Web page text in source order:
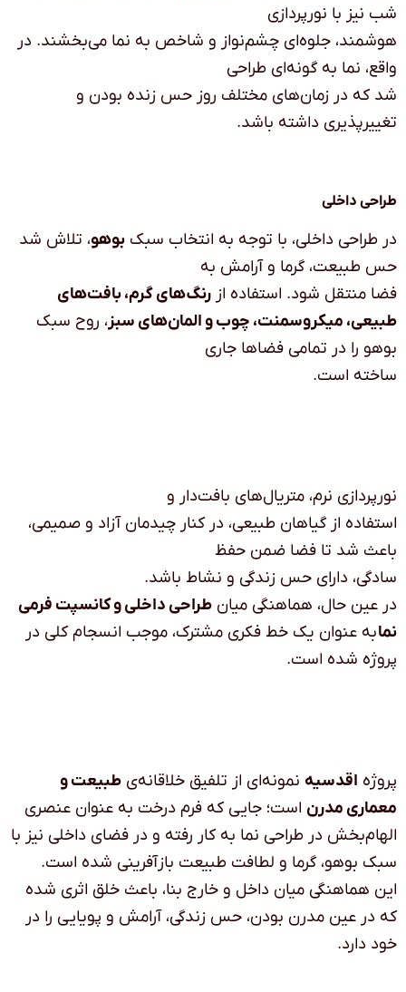
شب نیز با نورپردازی
هوشمند، جلوه‌ای چشم‌نواز و شاخص به نما می‌بخشند. در
واقع، نما به گونه‌ای طراحی
شد که در زمان‌های مختلف روز حس زنده بودن و
تغییرپذیری داشته باشد.
طراحی داخلی
در طراحی داخلی، با توجه به انتخاب سبک بوهو، تلاش شد
حس طبیعت، گرما و آرامش به
فضا منتقل شود. استفاده از رنگ‌های گرم، بافت‌های
طبیعی، میکروسمنت، چوب و المان‌های سبز، روح سبک
بوهو را در تمامی فضاها جاری
ساخته است.
نورپردازی نرم، متریال‌های بافت‌دار و
استفاده از گیاهان طبیعی، در کنار چیدمان آزاد و صمیمی،
باعث شد تا فضا ضمن حفظ
سادگی، دارای حس زندگی و نشاط باشد.
در عین حال، هماهنگی میان طراحی داخلی و کانسپت فرمی
نمابه عنوان یک خط فکری مشترک، موجب انسجام کلی در
پروژه شده است.
پروژه اقدسیه نمونه‌ای از تلفیق خلاقانه‌ی طبیعت و
معماری مدرن است؛ جایی که فرم درخت به عنوان عنصری
الهام‌بخش در طراحی نما به کار رفته و در فضای داخلی نیز با
سبک بوهو، گرما و لطافت طبیعت بازآفرینی شده است.
این هماهنگی میان داخل و خارج بنا، باعث خلق اثری شده
که در عین مدرن بودن، حس زندگی، آرامش و پویایی را در
خود دارد.